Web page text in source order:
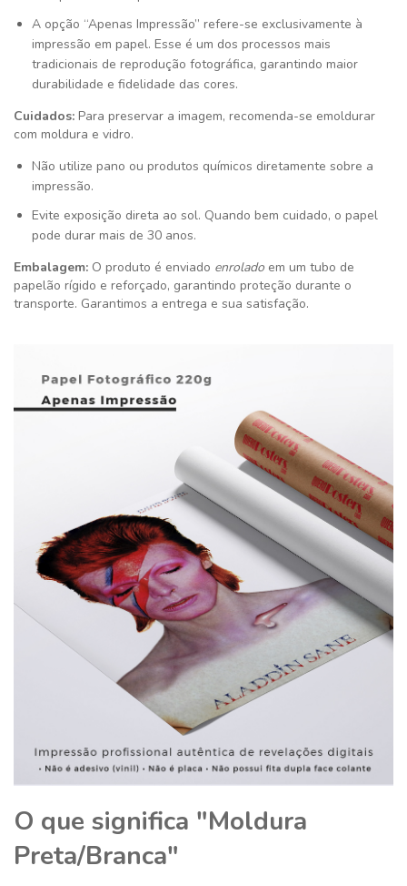
A opção “Apenas Impressão” refere-se exclusivamente à
impressão em papel. Esse é um dos processos mais
tradicionais de reprodução fotográfica, garantindo maior
durabilidade e fidelidade das cores.
Cuidados: Para preservar a imagem, recomenda-se emoldurar
com moldura e vidro.
Não utilize pano ou produtos químicos diretamente sobre a
impressão.
Evite exposição direta ao sol. Quando bem cuidado, o papel
pode durar mais de 30 anos.
Embalagem: O produto é enviado enrolado em um tubo de
papelão rígido e reforçado, garantindo proteção durante o
transporte. Garantimos a entrega e sua satisfação.
O que significa "Moldura
Preta/Branca"